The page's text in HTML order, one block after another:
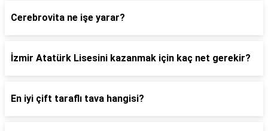
Cerebrovita ne işe yarar?
İzmir Atatürk Lisesini kazanmak için kaç net gerekir?
En iyi çift taraflı tava hangisi?